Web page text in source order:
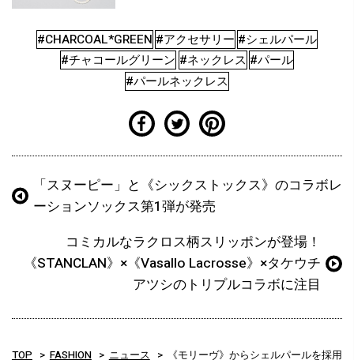
#CHARCOAL*GREEN #アクセサリー #シェルパール
#チャコールグリーン #ネックレス #パール
#パールネックレス
「スヌーピー」と《シックストックス》のコラボレ
ーションソックス第1弾が発売
コミカルなラクロス柄スリッポンが登場！
《STANCLAN》×《Vasallo Lacrosse》×タケウチ
アツシのトリプルコラボに注目
TOP FASHION ニュース
《モリーヴ》からシェルパールを採用